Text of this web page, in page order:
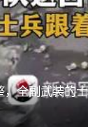
全副武装的